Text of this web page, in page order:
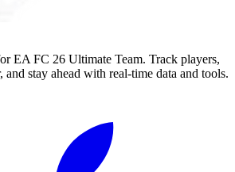
EA FC 26 Ultimate Team. Track players,
stay ahead with real-time data and tools.